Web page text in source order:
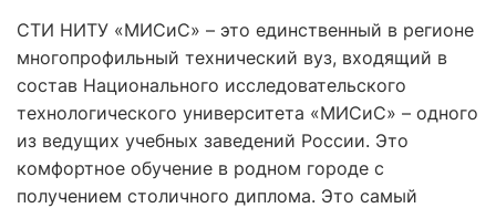
СТИ НИТУ «МИСиС» – это единственный в регионе
многопрофильный технический вуз, входящий в
состав Национального исследовательского
технологического университета «МИСиС» – одного
из ведущих учебных заведений России. Это
комфортное обучение в родном городе с
получением столичного диплома. Это самый